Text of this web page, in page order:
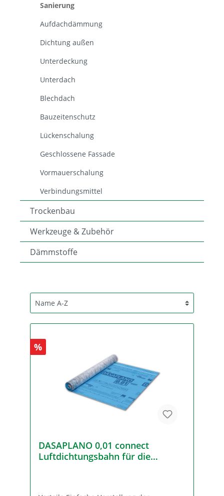
Sanierung
Aufdachdämmung
Dichtung außen
Unterdeckung
Unterdach
Blechdach
Bauzeitenschutz
Lückenschalung
Geschlossene Fassade
Vormauerschalung
Verbindungsmittel
Trockenbau
Werkzeuge & Zubehör
Dämmstoffe
%
DASAPLANO 0,01 connect
Luftdichtungsbahn für die